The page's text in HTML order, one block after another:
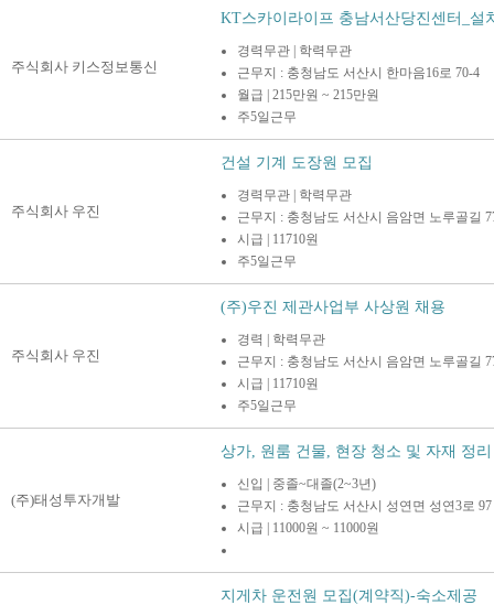
주식회사 키스정보통신
KT스카이라이프 충남서산당진센터_설
경력무관 | 학력무관
근무지 : 충청남도 서산시 한마음16로 70-4
월급 | 215만원 ~ 215만원
주5일근무
주식회사 우진
건설 기계 도장원 모집
경력무관 | 학력무관
근무지 : 충청남도 서산시 음암면 노루골길
시급 | 11710원
주5일근무
주식회사 우진
(주)우진 제관사업부 사상원 채용
경력 | 학력무관
근무지 : 충청남도 서산시 음암면 노루골길
시급 | 11710원
주5일근무
(주)태성투자개발
상가, 원룸 건물, 현장 청소 및 자재 정리
신입 | 중졸~대졸(2~3년)
근무지 : 충청남도 서산시 성연면 성연3로 97
시급 | 11000원 ~ 11000원
지게차 운전원 모집(계약직)-숙소제공